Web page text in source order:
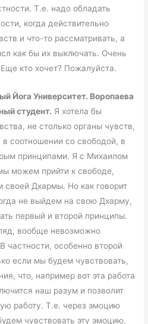
Т.е. надо обладать
когда действительно
и что-то рассматривать, а
как бы их выключать. Очень
кто хочет? Пожалуйста.
Йога Университет. Воропаева
студент. Я хотела бы
не столько органы чувств,
соотношении со свободой, в
принципами. Я с Михаилом
можем прийти к свободе,
Дхармы. Но как говорит
не выйдем на свою Дхарму,
первый и второй принципы.
вообще невозможно
частности, особенно второй
если мы будем чувствовать,
что, например вот эта работа
наш разум и позволит
работу. Т.е. через эмоцию
чувствовать эту эмоцию,